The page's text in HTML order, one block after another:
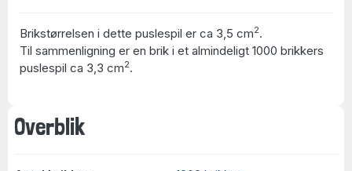
Overblik
Brikstørrelsen i dette puslespil er ca 3,5 cm2.
Til sammenligning er en brik i et almindeligt 1000 brikkers
puslespil ca 3,3 cm2.